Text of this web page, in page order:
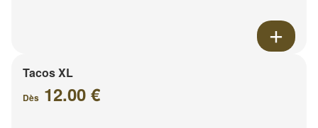
Tacos XL
Dès 12.00 €